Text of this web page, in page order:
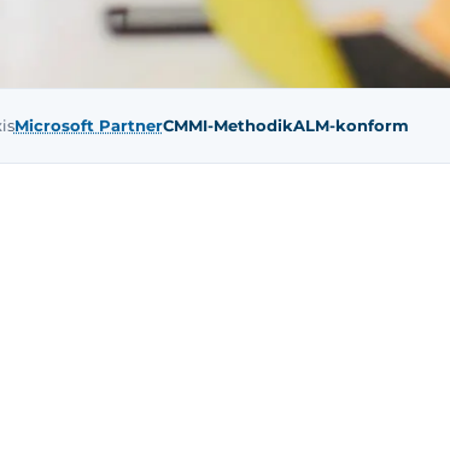
Microsoft PartnerCMMI-MethodikALM-konform